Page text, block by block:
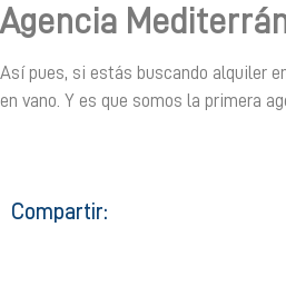
Agencia
Así pues, si estás buscando alquiler
en vano. Y es que somos la primera
Compartir: